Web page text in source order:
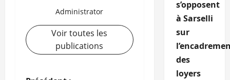
Administrator
Voir toutes les
publications
s’opposent
à Sarselli
sur
des
loyers